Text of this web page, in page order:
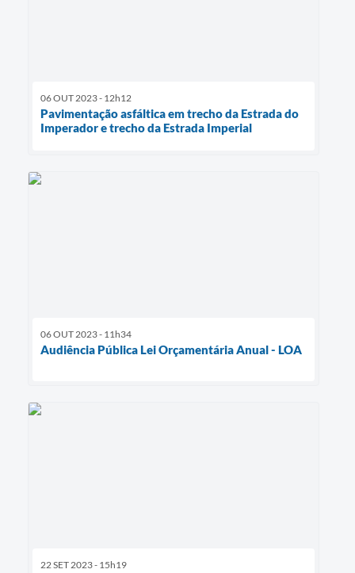
06 OUT 2023 - 12h12
Pavimentação asfáltica em trecho da Estrada do
Imperador e trecho da Estrada Imperial
06 OUT 2023 - 11h34
Audiência Pública Lei Orçamentária Anual - LOA
22 SET 2023 - 15h19